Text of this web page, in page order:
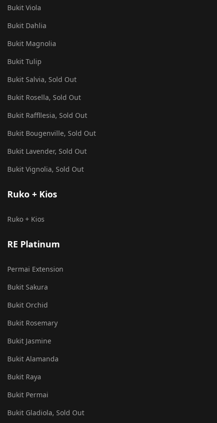
Bukit Viola
Bukit Dahlia
Bukit Magnolia
Bukit Tulip
Bukit Salvia, Sold Out
Bukit Rosella, Sold Out
Bukit Raffllesia, Sold Out
Bukit Bougenville, Sold Out
Bukit Lavender, Sold Out
Bukit Vignolia, Sold Out
Ruko + Kios
Ruko + Kios
RE Platinum
Permai Extension
Bukit Sakura
Bukit Orchid
Bukit Rosemary
Bukit Jasmine
Bukit Alamanda
Bukit Raya
Bukit Permai
Bukit Gladiola, Sold Out